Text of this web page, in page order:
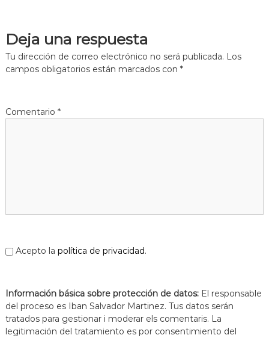
Deja una respuesta
Tu dirección de correo electrónico no será publicada. Los
campos obligatorios están marcados con *
Comentario *
Acepto la política de privacidad.
Información básica sobre protección de datos: El responsable
del proceso es Iban Salvador Martinez. Tus datos serán
tratados para gestionar i moderar els comentaris. La
legitimación del tratamiento es por consentimiento del